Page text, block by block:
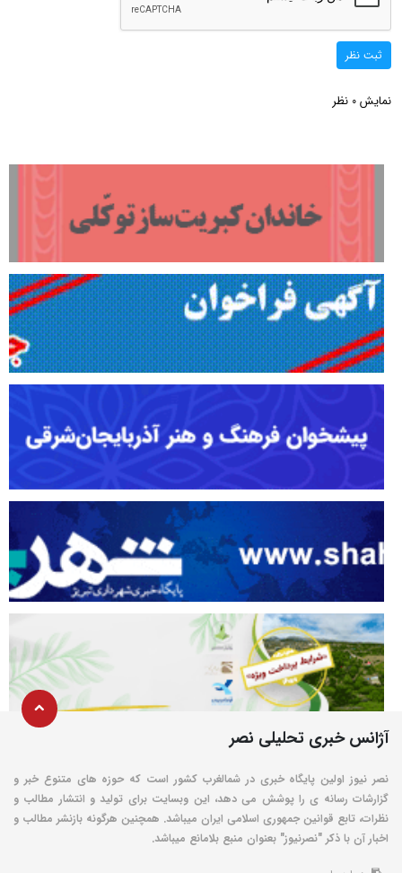
ثبت نظر
نمایش 0 نظر
آژانس خبری تحلیلی نصر
نصر نیوز اولین پایگاه خبری در شمالغرب کشور است که حوزه های متنوع خبر و
گزارشات رسانه ی را پوشش می دهد، این وبسایت برای تولید و انتشار مطالب و
نظرات، تابع قوانین جمهوری اسلامی ایران میباشد. همچنین هرگونه بازنشر مطالب و
اخبار آن با ذکر "نصرنیوز" بعنوان منبع بلامانع میباشد.